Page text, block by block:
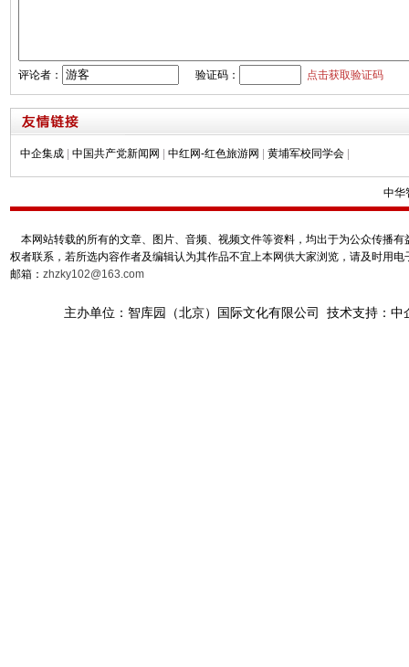
评论者： 验证码： 点击获取验证码
中企集成 中国共产党新闻网 中红网-红色旅游网 黄埔军校同学会
中华
本网站转载的所有的文章、图片、音频、视频文件等资料，均出于为公众传播
权者联系，若所选内容作者及编辑认为其作品不宜上本网供大家浏览，请及时用
邮箱： zhzky102@163.com
主办单位：智库园（北京）国际文化有限公司 技术支持：